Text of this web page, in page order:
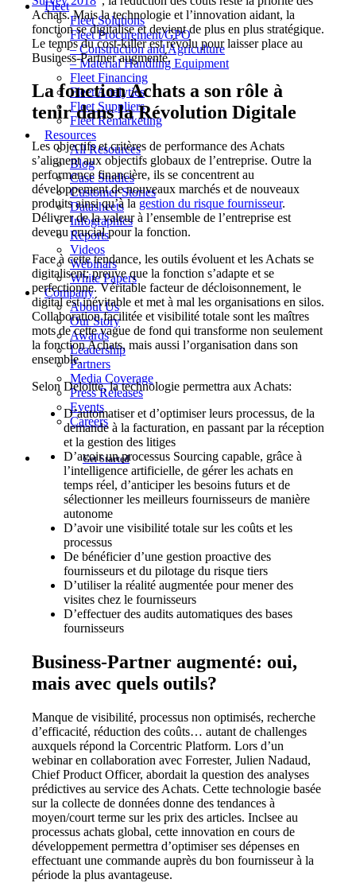
Fleet
Fleet Solutions
Fleet Procurement/GPO
– Construction and Agriculture
– Material Handling Equipment
Fleet Financing
Fleet Analytics
Fleet Suppliers
Fleet Remarketing
Resources
All Resources
Blog
Case Studies
Customer Stories
Datasheets
Infographics
Reports
Videos
Webinars
White Papers
Company
About Us
Our Story
Awards
Leadership
Partners
Media Coverage
Press Releases
Events
Careers
Get Started
Achats. Mais la technologie et l’innovation aidant, la
fonction se digitalise et devient de plus en plus stratégique.
Le temps du cost-killer est révolu pour laisser place au
Business-Partner augmenté.
La fonction Achats a son rôle à
tenir dans la Révolution Digitale
Les objectifs et critères de performance des Achats
s’alignent aux objectifs globaux de l’entreprise. Outre la
performance financière, ils se concentrent au
développement de nouveaux marchés et de nouveaux
produits ainsi qu’à la gestion du risque fournisseur.
Délivrer de la valeur à l’ensemble de l’entreprise est
devenu crucial pour la fonction.
Face à cette tendance, les outils évoluent et les Achats se
digitalisent; preuve que la fonction s’adapte et se
perfectionne. Véritable facteur de décloisonnement, le
digital est inévitable et met à mal les organisations en silos.
Collaboration facilitée et visibilité totale sont les maîtres
mots de cette vague de fond qui transforme non seulement
la fonction Achats, mais aussi l’organisation dans son
ensemble.
Selon Deloitte, la technologie permettra aux Achats:
D’automatiser et d’optimiser leurs processus, de la
demande à la facturation, en passant par la réception
et la gestion des litiges
D’avoir un processus Sourcing capable, grâce à
l’intelligence artificielle, de gérer les achats en
temps réel, d’anticiper les besoins futurs et de
sélectionner les meilleurs fournisseurs de manière
autonome
D’avoir une visibilité totale sur les coûts et les
processus
De bénéficier d’une gestion proactive des
fournisseurs et du pilotage du risque tiers
D’utiliser la réalité augmentée pour mener des
visites chez le fournisseurs
D’effectuer des audits automatiques des bases
fournisseurs
Business-Partner augmenté: oui,
mais avec quels outils?
Manque de visibilité, processus non optimisés, recherche
d’efficacité, réduction des coûts… autant de challenges
auxquels répond la Corcentric Platform. Lors d’un
webinar en collaboration avec Forrester, Julien Nadaud,
Chief Product Officer, abordait la question des analyses
prédictives au service des Achats. Cette technologie basée
sur la collecte de données donne des tendances à
moyen/court terme sur les prix des articles. Inclsee au
processus achats global, cette innovation en cours de
développement permettra d’optimiser ses dépenses en
effectuant une commande auprès du bon fournisseur à la
période la plus avantageuse.